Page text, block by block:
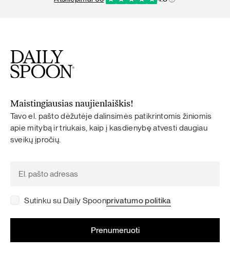
Maistingiausias naujienlaiškis!
Tavo el. pašto dėžutėje dalinsimės patikrintomis žiniomis
apie mitybą ir triukais, kaip į kasdienybę atvesti daugiau
sveikų įpročių.
Sutinku su Daily Spoonprivatumo politika